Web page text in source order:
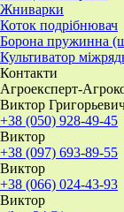
Жниварки
Коток подрібнювач
Борона пружинна
​Культиватор
Контакти
Агроексперт-
Виктор
+38 (050) 928-49-45
Виктор
+38 (097) 693-89-55
Виктор
+38 (066) 024-43-93
Виктор